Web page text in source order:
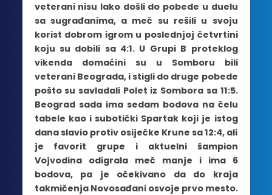
veterani nisu lako došli do pobede u duelu
sa sugrađanima, a meč su rešili u svoju
korist dobrom igrom u poslednjoj četvrtini
koju su dobili sa 4:1. U Grupi B proteklog
vikenda domaćini su u Somboru bili
veterani Beograda, i stigli do druge pobede
pošto su savladali Polet iz Sombora sa 11:5.
Beograd sada ima sedam bodova na čelu
tabele kao i subotički Spartak koji je istog
dana slavio protiv osiječke Krune sa 12:4, ali
je favorit grupe i aktuelni šampion
Vojvodina odigrala meč manje i ima 6
bodova, pa je očekivano da do kraja
takmičenja Novosađani osvoje prvo mesto.